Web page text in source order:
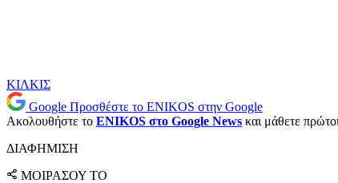
ΚΙΛΚΙΣ
Google Προσθέστε το ENIKOS στην Google
Ακολουθήστε το ENIKOS στο Google News και μάθετε
ΔΙΑΦΗΜΙΣΗ
ΜΟΙΡΑΣΟΥ ΤΟ